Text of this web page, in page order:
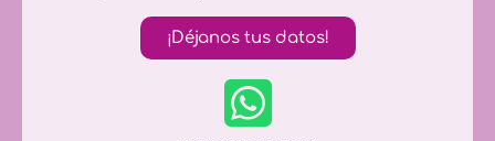
¡Déjanos tus datos!